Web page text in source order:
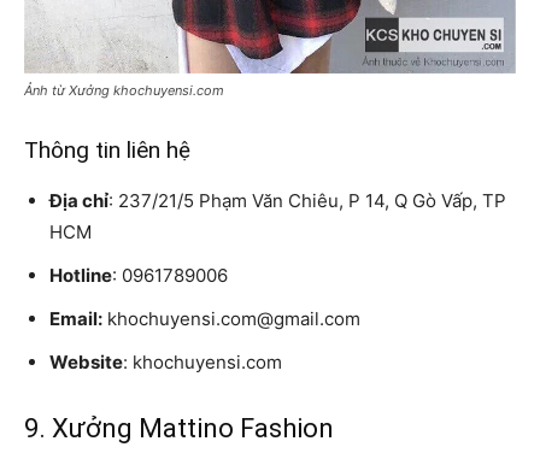
Ảnh từ Xưởng khochuyensi.com
Thông tin liên hệ
Địa chỉ: 237/21/5 Phạm Văn Chiêu, P 14, Q Gò Vấp, TP
HCM
Hotline: 0961789006
Email: khochuyensi.com@gmail.com
Website: khochuyensi.com
9. Xưởng Mattino Fashion